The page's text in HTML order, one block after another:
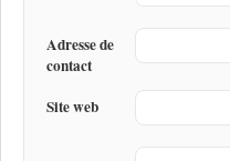
Adresse de
contact
Site web